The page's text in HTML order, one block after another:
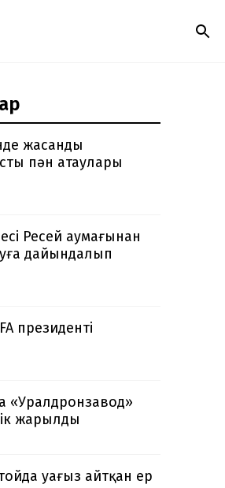
жасанды
пән атаулары
Ресей аумағынан
дайындалып
президенті
«Уралдронзавод»
жарылды
уағыз айтқан ер